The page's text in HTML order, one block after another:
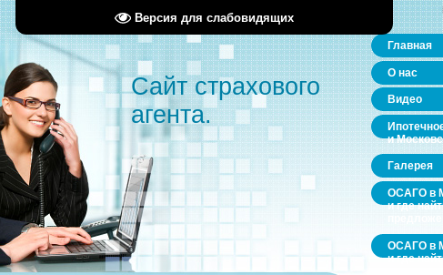
Версия для слабовидящих
Сайт страхового
агента.
Главная
О нас
Видео
и
Галерея
ОСАГО в
и где
ОСАГО в
и где